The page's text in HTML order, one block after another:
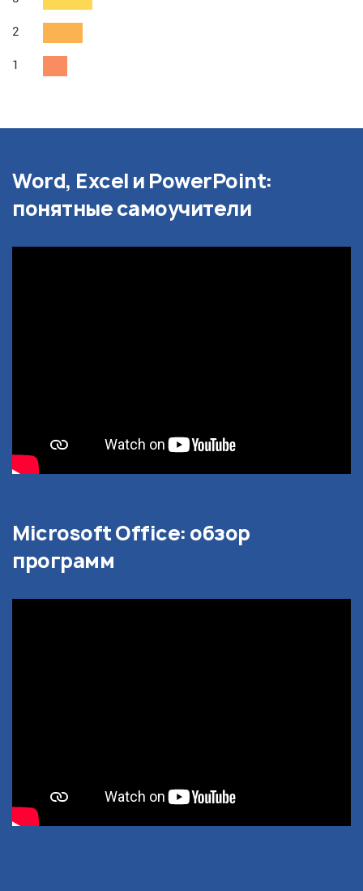
2
1
Word, Excel и PowerPoint:
понятные самоучители
Microsoft Office: обзор
программ